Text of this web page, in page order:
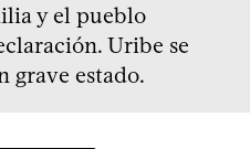
y el pueblo
Uribe se
grave estado.